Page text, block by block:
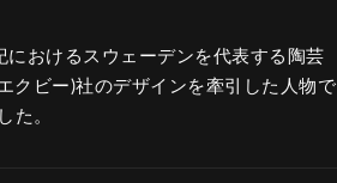
おけるスウェーデンを代表する陶芸
クビー)社のデザインを牽引した人物で
た。